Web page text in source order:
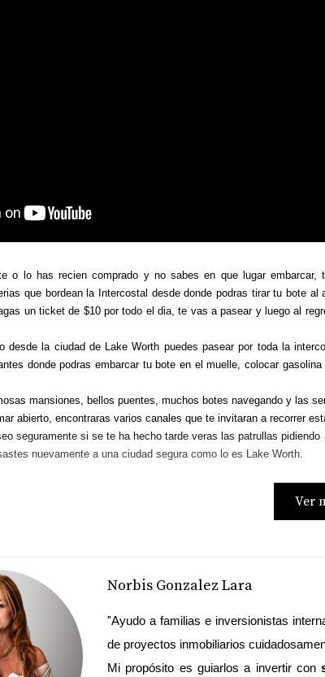
o lo has recien comprado y no sabes en que lugar
que bordean la Intercostal desde donde podras tirar tu bote
un ticket de $10 por todo el dia, te vas a pasear y luego al
desde la ciudad de Lake Worth puedes pasear por toda la
donde podras embarcar tu bote en el muelle, colocar
mansiones, bellos puentes, muchos botes navegando y las
abierto, encontraras varios canales que te invitaran a recorrer
seguramente si se te ha hecho tarde veras las patrullas
nuevamente a una ciudad segura como lo es Lake Worth.
Ver
Norbis Gonzalez Lara
"Ayudo a familias e inversionistas
de proyectos inmobiliarios
Mi propósito es guiarlos a invertir con